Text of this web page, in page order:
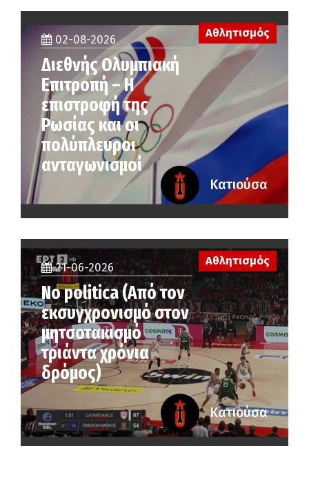
02-08-2026
Διεθνής Ολυμπιακή
Επιτροπή – Η
επιστροφή της
Ρωσίας και οι
πολύπλευροι
ανταγωνισμοί
Αθλητισμός
Κατιούσα
21-06-2026
No politica (Από τον
εκσυγχρονισμό στον
μητσοτακισμό
τριάντα χρόνια
δρόμος)
Αθλητισμός
Κατιούσα